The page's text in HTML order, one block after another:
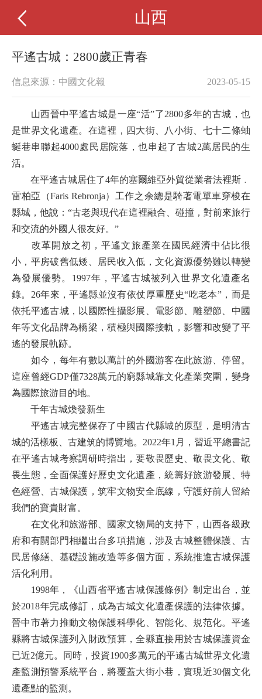
山西
平遙古城：2800歲正青春
信息來源：中國文化報 2023-05-15
山西晉中平遙古城是一座“活”了2800多年的古城，也
是世界文化遺產。在這裡，四大街、八小街、七十二條蚰
蜒巷串聯起4000處民居院落，也串起了古城2萬居民的生
活。
在平遙古城居住了4年的塞爾維亞外貿從業者法裡斯﹒
雷柏亞（Faris Rebronja）工作之余總是騎著電單車穿梭在
縣城，他說：“古老與現代在這裡融合、碰撞，對前來旅行
和交流的外國人很友好。”
改革開放之初，平遙文旅產業在國民經濟中佔比很
小，平房破舊低矮、居民收入低，文化資源優勢難以轉變
為發展優勢。1997年，平遙古城被列入世界文化遺產名
錄。26年來，平遙縣並沒有依仗厚重歷史“吃老本”，而是
依托平遙古城，以國際性攝影展、電影節、雕塑節、中國
年等文化品牌為橋梁，積極與國際接軌，影響和改變了平
遙的發展軌跡。
如今，每年有數以萬計的外國游客在此旅游、停留。
這座曾經GDP僅7328萬元的窮縣城靠文化產業突圍，變身
為國際旅游目的地。
千年古城煥發新生
平遙古城完整保存了中國古代縣城的原型，是明清古
城的活樣板、古建筑的博覽地。2022年1月，習近平總書記
在平遙古城考察調研時指出，要敬畏歷史、敬畏文化、敬
畏生態，全面保護好歷史文化遺產，統籌好旅游發展、特
色經營、古城保護，筑牢文物安全底線，守護好前人留給
我們的寶貴財富。
在文化和旅游部、國家文物局的支持下，山西各級政
府和有關部門相繼出台多項措施，涉及古城整體保護、古
民居修繕、基礎設施改造等多個方面，系統推進古城保護
活化利用。
1998年，《山西省平遙古城保護條例》制定出台，並
於2018年完成修訂，成為古城文化遺產保護的法律依據。
晉中市著力推動文物保護科學化、智能化、規范化。平遙
縣將古城保護列入財政預算，全縣直接用於古城保護資金
已近2億元。同時，投資1900多萬元的平遙古城世界文化遺
產監測預警系統平台，將覆蓋大街小巷，實現近30個文化
遺產點的監測。